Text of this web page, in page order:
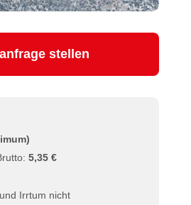
stellen
5,35 €
Irrtum nicht